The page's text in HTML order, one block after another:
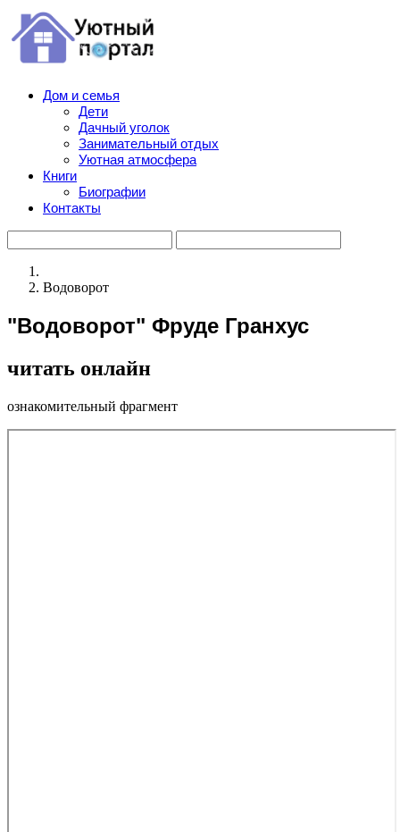
Дом и семья
Дети
Дачный уголок
Занимательный отдых
Уютная атмосфера
Книги
Биографии
Контакты
Водоворот
"Водоворот" Фруде Гранхус
читать онлайн
ознакомительный фрагмент